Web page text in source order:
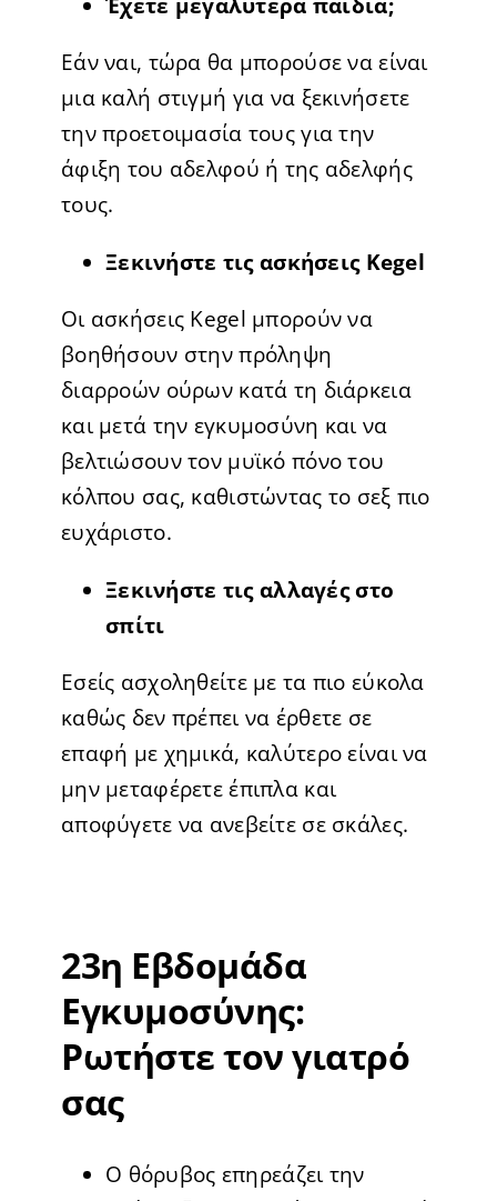
Εάν ναι, τώρα θα μπορούσε να είναι
μια καλή στιγμή για να ξεκινήσετε
την προετοιμασία τους για την
άφιξη του αδελφού ή της αδελφής
τους.
Ξεκινήστε τις ασκήσεις Kegel
Οι ασκήσεις Kegel μπορούν να
βοηθήσουν στην πρόληψη
διαρροών ούρων κατά τη διάρκεια
και μετά την εγκυμοσύνη και να
βελτιώσουν τον μυϊκό πόνο του
κόλπου σας, καθιστώντας το σεξ πιο
ευχάριστο.
Ξεκινήστε τις αλλαγές στο
σπίτι
Εσείς ασχοληθείτε με τα πιο εύκολα
καθώς δεν πρέπει να έρθετε σε
επαφή με χημικά, καλύτερο είναι να
μην μεταφέρετε έπιπλα και
αποφύγετε να ανεβείτε σε σκάλες.
23η Εβδομάδα
Εγκυμοσύνης:
Ρωτήστε τον γιατρό
σας
Ο θόρυβος επηρεάζει την